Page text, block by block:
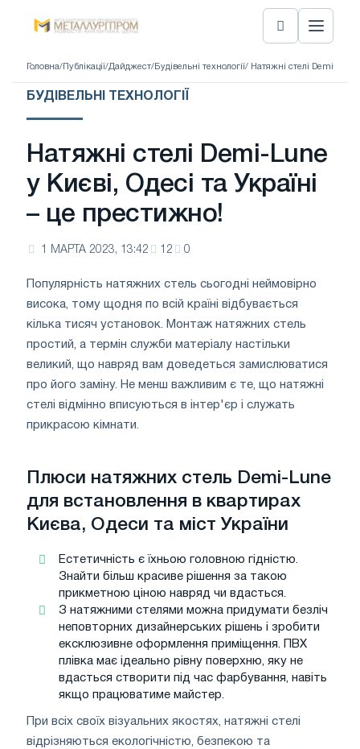
Головна/ Публікації/Дайджест/ Будівельні технології/ Натяжні стелі Demi-Lune
БУДІВЕЛЬНІ ТЕХНОЛОГІЇ
Натяжні стелі Demi-Lune
у Києві, Одесі та Україні
– це престижно!
1 МАРТА 2023, 13:42 12 0
Популярність натяжних стель сьогодні неймовірно
висока, тому щодня по всій країні відбувається
кілька тисяч установок. Монтаж натяжних стель
простий, а термін служби матеріалу настільки
великий, що навряд вам доведеться замислюватися
про його заміну. Не менш важливим є те, що натяжні
стелі відмінно вписуються в інтер'єр і служать
прикрасою кімнати.
Плюси натяжних стель Demi-Lune
для встановлення в квартирах
Києва, Одеси та міст України
Естетичність є їхньою головною гідністю.
Знайти більш красиве рішення за такою
прикметною ціною навряд чи вдасться.
З натяжними стелями можна придумати безліч
неповторних дизайнерських рішень і зробити
ексклюзивне оформлення приміщення. ПВХ
плівка має ідеально рівну поверхню, яку не
вдасться створити під час фарбування, навіть
якщо працюватиме майстер.
При всіх своїх візуальних якостях, натяжні стелі
відрізняються екологічністю, безпекою та